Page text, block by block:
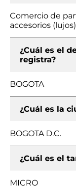
Comercio de
accesorios
¿Cuál es el
registra?
BOGOTA
¿Cuál es la
BOGOTA D.C.
¿Cuál es el
MICRO